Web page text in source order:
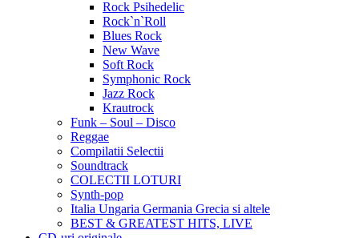
Rock Psihedelic
Rock`n`Roll
Blues Rock
New Wave
Soft Rock
Symphonic Rock
Jazz Rock
Krautrock
Funk – Soul – Disco
Reggae
Compilatii Selectii
Soundtrack
COLECTII LOTURI
Synth-pop
Italia Ungaria Germania Grecia si altele
BEST & GREATEST HITS, LIVE